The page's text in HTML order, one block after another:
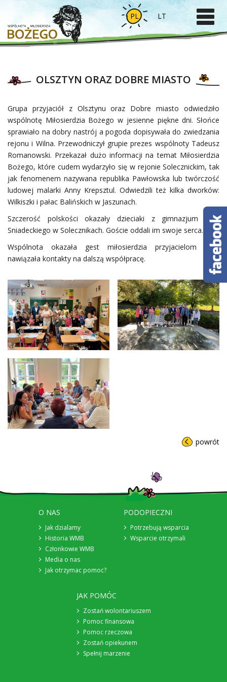
PL LT
OLSZTYN ORAZ DOBRE MIASTO
Grupa przyjaciół z Olsztynu oraz Dobre miasto odwiedziło
wspólnotę Miłosierdzia Bożego w jesienne piękne dni. Słońce
sprawiało na dobry nastrój a pogoda dopisywała do zwiedzania
rejonu i Wilna. Przewodniczył grupie prezes wspólnoty Tadeusz
Romanowski. Przekazał dużo informacji na temat Miłosierdzia
Bożego, które cudem wydarzyło się w rejonie Solecznickim, tak
jak fenomenem nazywana republika Pawłowska lub twórczość
ludowej malarki Anny Krepsztul. Odwiedzili też kilka dworków:
Wilkiszki i pałac Balińskich w Jaszunach.
Szczerość polskości okazały dzieciaki z gimnazjum Jana
Sniadeckiego w Solecznikach. Goście oddali im swoje serca.
Wspólnota okazała gest miłosierdzia przyjacielom oraz
nawiązała kontakty na dalszą współpracę.
powrót
O NAS
Jak dzialamy
Historia WMB
Członkowie WMB
Media o nas
Jak otrzymac pomoc?
PODOPIECZNI
Potrzebują wsparcia
Wsparcie otrzymali
JAK POMÓC
Zostań wolontariuszem
Pomoc finansowa
Pomoc rzeczowa
Zostań opiekunem
Spełnij marzenie